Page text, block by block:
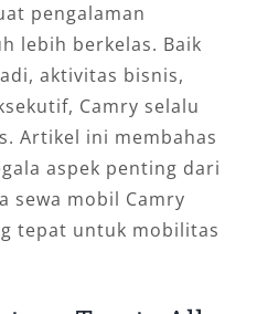
pengalaman
lebih berkelas. Baik
aktivitas bisnis,
Camry selalu
Artikel ini membahas
aspek penting dari
sewa mobil Camry
tepat untuk mobilitas